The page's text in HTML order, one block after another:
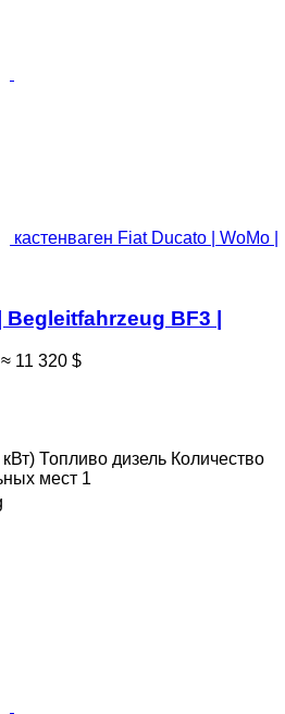
кастенваген Fiat Ducato | WoMo |
BF3 |
≈ 11 320 $
Топливо дизель Количество
мест 1